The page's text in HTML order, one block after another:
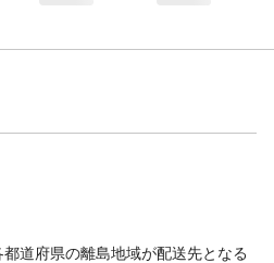
道府県の離島地域が配送先となる